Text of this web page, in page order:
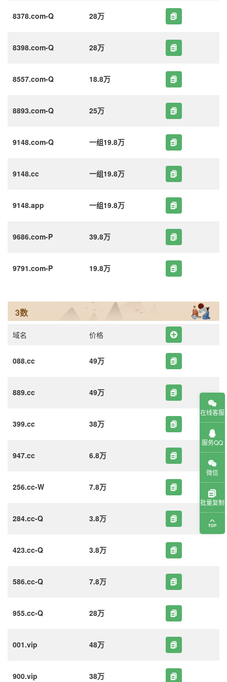
8378.com-Q 28万
8398.com-Q 28万
8557.com-Q 18.8万
8893.com-Q 25万
9148.com-Q 一组19.8万
9148.cc 一组19.8万
9148.app 一组19.8万
9686.com-P 39.8万
9791.com-P 19.8万
3数
域名 价格
088.cc 49万
889.cc 49万
399.cc 38万
947.cc 6.8万
256.cc-W 7.8万
284.cc-Q 3.8万
423.cc-Q 3.8万
586.cc-Q 7.8万
955.cc-Q 28万
001.vip 48万
900.vip 38万
在线客服
服务QQ
微信
批量复制